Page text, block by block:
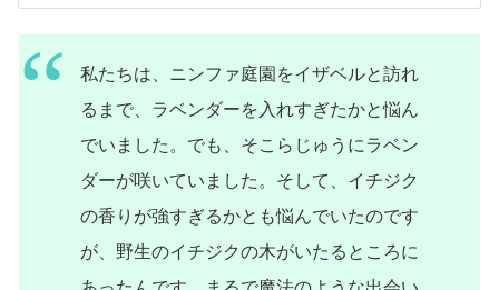
私たちは、ニンファ庭園をイザベルと訪れ
るまで、ラベンダーを入れすぎたかと悩ん
でいました。でも、そこらじゅうにラベン
ダーが咲いていました。そして、イチジク
の香りが強すぎるかとも悩んでいたのです
が、野生のイチジクの木がいたるところに